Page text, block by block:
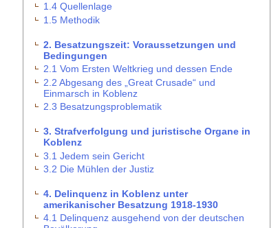
1.4 Quellenlage
1.5 Methodik
2. Besatzungszeit: Voraussetzungen und
Bedingungen
2.1 Vom Ersten Weltkrieg und dessen Ende
2.2 Abgesang des „Great Crusade“ und
Einmarsch in Koblenz
2.3 Besatzungsproblematik
3. Strafverfolgung und juristische Organe in
Koblenz
3.1 Jedem sein Gericht
3.2 Die Mühlen der Justiz
4. Delinquenz in Koblenz unter
amerikanischer Besatzung 1918-1930
4.1 Delinquenz ausgehend von der deutschen